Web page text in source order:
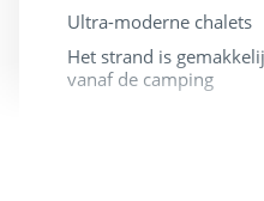
Ultra-moderne chalets
Het strand is
vanaf de camping